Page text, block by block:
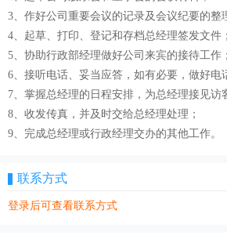
3、作好公司重要会议的记录及会议纪要的整
4、起草、打印、登记和存档总经理签发文件；
5、协助行政部经理做好公司来宾的接待工作；
6、接听电话、妥当应答，如有必要，做好电
7、掌握总经理的日程安排，为总经理接见访
8、收发传真，并及时交给总经理处理；
9、完成总经理或行政经理交办的其他工作。
联系方式
登录后可查看联系方式